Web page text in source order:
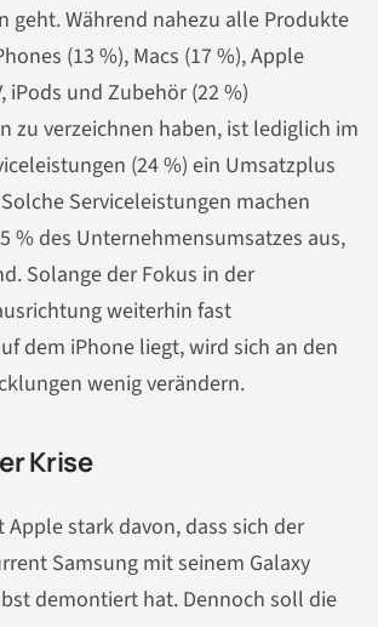
geht. Während nahezu alle Produkte
(13 %), Macs (17 %), Apple
iPods und Zubehör (22 %)
zu verzeichnen haben, ist lediglich im
(24 %) ein Umsatzplus
Serviceleistungen machen
% des Unternehmensumsatzes aus,
Solange der Fokus in der
weiterhin fast
dem iPhone liegt, wird sich an den
wenig verändern.
Krise
stark davon, dass sich der
Samsung mit seinem Galaxy
demontiert hat. Dennoch soll die